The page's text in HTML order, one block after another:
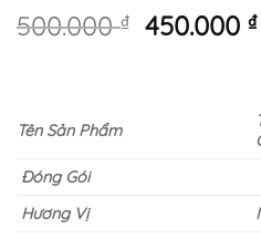
500.000₫
Giá
450.000₫
Tên Sản Phẩm
Đóng Gói
Hương Vị